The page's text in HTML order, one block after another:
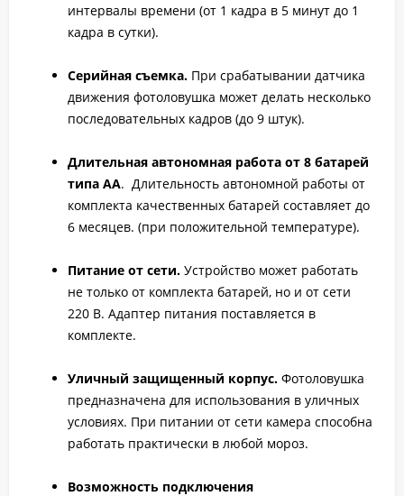
интервалы времени (от 1 кадра в 5 минут до 1
кадра в сутки).
Серийная съемка. При срабатывании датчика
движения фотоловушка может делать несколько
последовательных кадров (до 9 штук).
Длительная автономная работа от 8 батарей
типа АА. Длительность автономной работы от
комплекта качественных батарей составляет до
6 месяцев. (при положительной температуре).
Питание от сети. Устройство может работать
не только от комплекта батарей, но и от сети
220 В. Адаптер питания поставляется в
комплекте.
Уличный защищенный корпус. Фотоловушка
предназначена для использования в уличных
условиях. При питании от сети камера способна
работать практически в любой мороз.
Возможность подключения